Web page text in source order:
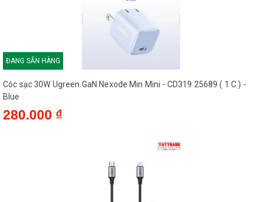
ĐANG SẴN HÀNG
Cóc sạc 30W Ugreen GaN Nexode Min Mini - CD319 25689 ( 1 C ) -
Blue
280.000 ₫